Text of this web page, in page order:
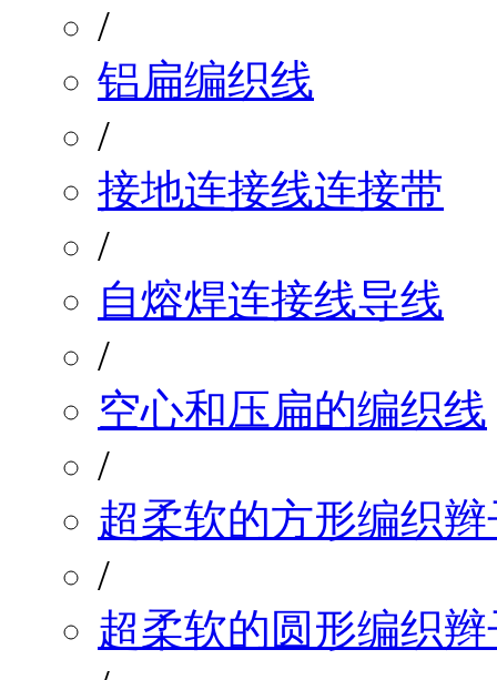
/
铝扁编织线
/
接地连接线连接带
/
自熔焊连接线导线
/
空心和压扁的编织线
/
超柔软的方形编织辫
/
超柔软的圆形编织辫